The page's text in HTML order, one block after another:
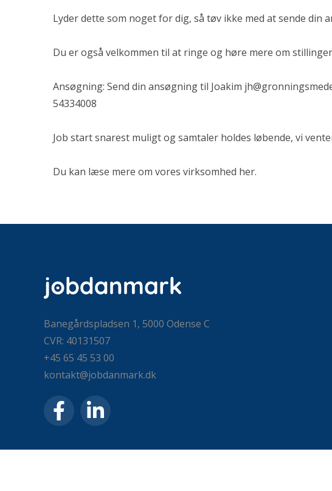
Lyder dette som noget for dig, så tøv ikke med at sende din
Du er også velkommen til at ringe og høre mere om
Ansøgning: Send din ansøgning til Joakim
54334008
Job start snarest muligt og samtaler holdes løbende, vi
Du kan læse mere om vores virksomhed her.
Banegårdspladsen 1, 5000 Odense C
CVR: 40131507
+45 65 45 53 00
kontakt@jobdanmark.dk